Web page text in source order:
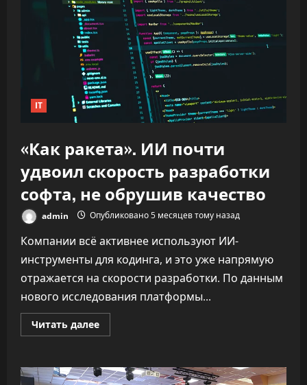
IT
«Как ракета». ИИ почти
удвоил скорость разработки
софта, не обрушив качество
admin Опубликовано 5 месяцев тому назад
Компании всё активнее используют ИИ-
инструменты для кодинга, и это уже напрямую
отражается на скорости разработки. По данным
нового исследования платформы...
Читать далееПрочитать
больше
ИИ
почти